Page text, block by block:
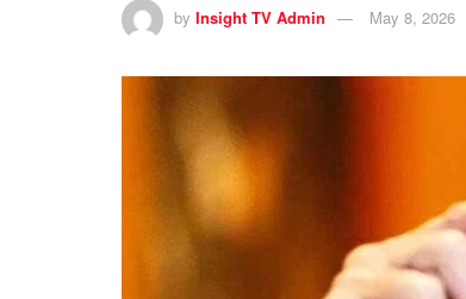
by Insight TV Admin May 8, 2026